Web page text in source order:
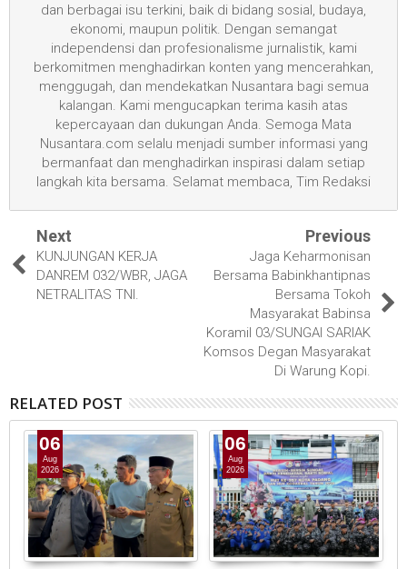
dan berbagai isu terkini, baik di bidang sosial, budaya,
ekonomi, maupun politik. Dengan semangat
independensi dan profesionalisme jurnalistik, kami
berkomitmen menghadirkan konten yang mencerahkan,
menggugah, dan mendekatkan Nusantara bagi semua
kalangan. Kami mengucapkan terima kasih atas
kepercayaan dan dukungan Anda. Semoga Mata
Nusantara.com selalu menjadi sumber informasi yang
bermanfaat dan menghadirkan inspirasi dalam setiap
langkah kita bersama. Selamat membaca, Tim Redaksi
Next
KUNJUNGAN KERJA
DANREM 032/WBR, JAGA
NETRALITAS TNI.
Previous
Jaga Keharmonisan
Bersama Babinkhantipnas
Bersama Tokoh
Masyarakat Babinsa
Koramil 03/SUNGAI SARIAK
Komsos Degan Masyarakat
Di Warung Kopi.
RELATED POST
06
Aug
2026
06
Aug
2026